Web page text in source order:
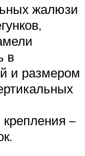
жалюзи
в
и размером
–